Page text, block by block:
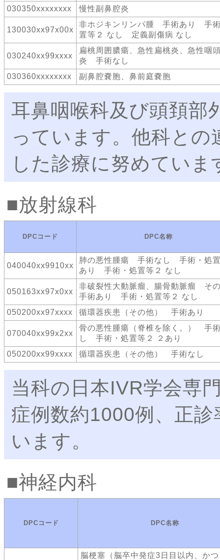
030350xxxxxxxx 慢性副鼻腔炎
130030xx97x00x
非ホジキンリンパ腫 手術あり 手
置等２ なし 定義副傷病 なし
030240xx99xxxx
扁桃周囲膿瘍、急性扁桃炎、急性咽
炎 手術なし
030360xxxxxxxx
副鼻腔嚢胞、鼻前庭嚢胞
耳鼻咽喉科及び頭頚部
っています。他科と
した診療に努めていま
放射線科
DPCコード DPC名称
040040xx9910xx
肺の悪性腫瘍 手術なし 手術・処
あり 手術・処置等２ なし
050163xx97x0xx
非破裂性大動脈瘤、腸骨動脈瘤 そ
手術あり 手術・処置等２ なし
050200xx97xxxx
循環器疾患（その他） 手術あり
070040xx99x2xx
骨の悪性腫瘍（脊椎を除く。） 手
し 手術・処置等２ ２あり
050200xx99xxxx
循環器疾患（その他） 手術なし
当科の日本IVR学会専
症例数約1000例、正
います。
神経内科
DPCコード DPC名称
脳梗塞（脳卒中発症3日目以内、か